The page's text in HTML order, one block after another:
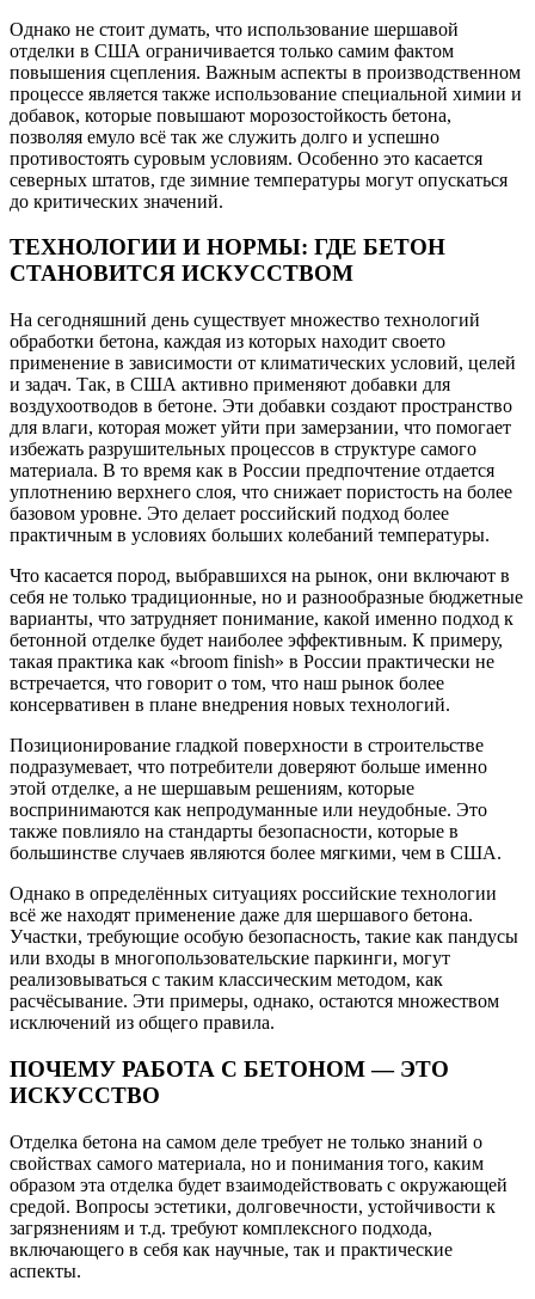
Однако не стоит думать, что использование шершавой
отделки в США ограничивается только самим фактом
повышения сцепления. Важным аспекты в производственном
процессе является также использование специальной химии и
добавок, которые повышают морозостойкость бетона,
позволяя емуло всё так же служить долго и успешно
противостоять суровым условиям. Особенно это касается
северных штатов, где зимние температуры могут опускаться
до критических значений.
ТЕХНОЛОГИИ И НОРМЫ: ГДЕ БЕТОН
СТАНОВИТСЯ ИСКУССТВОМ
На сегодняшний день существует множество технологий
обработки бетона, каждая из которых находит своето
применение в зависимости от климатических условий, целей
и задач. Так, в США активно применяют добавки для
воздухоотводов в бетоне. Эти добавки создают пространство
для влаги, которая может уйти при замерзании, что помогает
избежать разрушительных процессов в структуре самого
материала. В то время как в России предпочтение отдается
уплотнению верхнего слоя, что снижает пористость на более
базовом уровне. Это делает российский подход более
практичным в условиях больших колебаний температуры.
Что касается пород, выбравшихся на рынок, они включают в
себя не только традиционные, но и разнообразные бюджетные
варианты, что затрудняет понимание, какой именно подход к
бетонной отделке будет наиболее эффективным. К примеру,
такая практика как «broom finish» в России практически не
встречается, что говорит о том, что наш рынок более
консервативен в плане внедрения новых технологий.
Позиционирование гладкой поверхности в строительстве
подразумевает, что потребители доверяют больше именно
этой отделке, а не шершавым решениям, которые
воспринимаются как непродуманные или неудобные. Это
также повлияло на стандарты безопасности, которые в
большинстве случаев являются более мягкими, чем в США.
Однако в определённых ситуациях российские технологии
всё же находят применение даже для шершавого бетона.
Участки, требующие особую безопасность, такие как пандусы
или входы в многопользовательские паркинги, могут
реализовываться с таким классическим методом, как
расчёсывание. Эти примеры, однако, остаются множеством
исключений из общего правила.
ПОЧЕМУ РАБОТА С БЕТОНОМ — ЭТО
ИСКУССТВО
Отделка бетона на самом деле требует не только знаний о
свойствах самого материала, но и понимания того, каким
образом эта отделка будет взаимодействовать с окружающей
средой. Вопросы эстетики, долговечности, устойчивости к
загрязнениям и т.д. требуют комплексного подхода,
включающего в себя как научные, так и практические
аспекты.